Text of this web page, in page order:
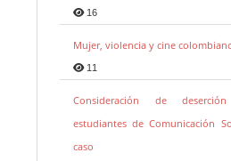
16
Mujer, violencia y cine
11
Consideración de
estudiantes de Comunicación
caso